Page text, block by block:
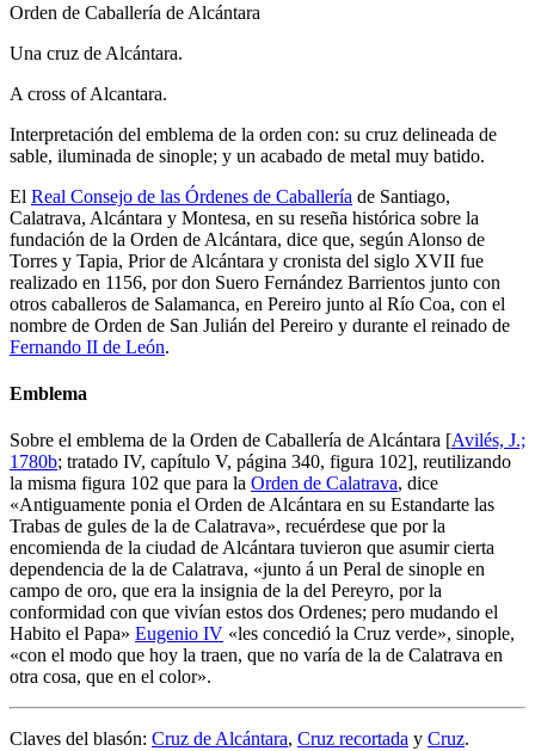
Orden de Caballería de Alcántara
Una cruz de Alcántara.
A cross of Alcantara.
Interpretación del emblema de la orden con: su cruz delineada de
sable, iluminada de sinople; y un acabado de metal muy batido.
El Real Consejo de las Órdenes de Caballería de Santiago,
Calatrava, Alcántara y Montesa, en su reseña histórica sobre la
fundación de la Orden de Alcántara, dice que, según Alonso de
Torres y Tapia, Prior de Alcántara y cronista del siglo XVII fue
realizado en 1156, por don Suero Fernández Barrientos junto con
otros caballeros de Salamanca, en Pereiro junto al Río Coa, con el
nombre de Orden de San Julián del Pereiro y durante el reinado de
Fernando II de León.
Emblema
Sobre el emblema de la Orden de Caballería de Alcántara [Avilés, J.;
1780b; tratado IV, capítulo V, página 340, figura 102], reutilizando
la misma figura 102 que para la Orden de Calatrava, dice
«Antiguamente ponia el Orden de Alcántara en su Estandarte las
Trabas de gules de la de Calatrava», recuérdese que por la
encomienda de la ciudad de Alcántara tuvieron que asumir cierta
dependencia de la de Calatrava, «junto á un Peral de sinople en
campo de oro, que era la insignia de la del Pereyro, por la
conformidad con que vivían estos dos Ordenes; pero mudando el
Habito el Papa» Eugenio IV «les concedió la Cruz verde», sinople,
«con el modo que hoy la traen, que no varía de la de Calatrava en
otra cosa, que en el color».
Claves del blasón: Cruz de Alcántara, Cruz recortada y Cruz.